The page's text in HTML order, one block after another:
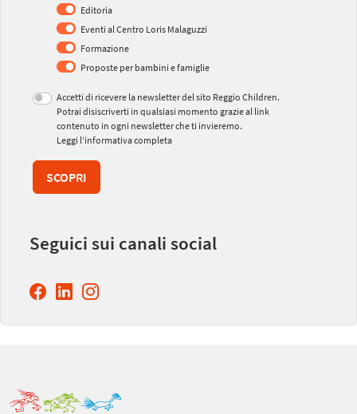
Editoria
Eventi al Centro Loris Malaguzzi
Formazione
Proposte per bambini e famiglie
Accetti di ricevere la newsletter del sito Reggio Children.
Potrai disiscriverti in qualsiasi momento grazie al link
contenuto in ogni newsletter che ti invieremo.
Leggi l’informativa completa
SCOPRI
Seguici sui canali social